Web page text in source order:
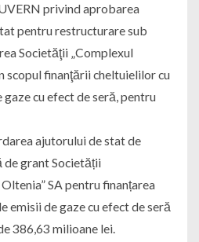
privind aprobarea
pentru restructurare sub
Societăţii „Complexul
scopul finanţării cheltuielilor cu
cu efect de seră, pentru
ajutorului de stat de
grant Societății
SA pentru finanțarea
emisii de gaze cu efect de seră
386,63 milioane lei.